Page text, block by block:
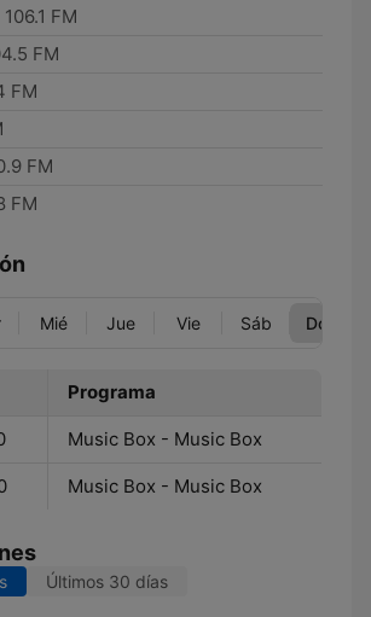
106.1 FM
FM
FM
FM
FM
Mié Jue Vie Sáb Dom
Programa
Music Box - Music Box
Music Box - Music Box
Últimos 30 días